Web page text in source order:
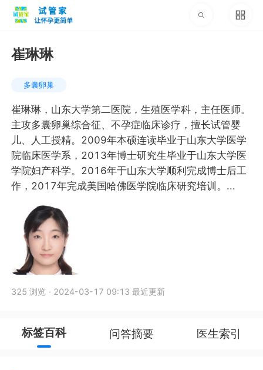
崔琳琳
多囊卵巢
崔琳琳，山东大学第二医院，生殖医学科，主任医师。
主攻多囊卵巢综合征、不孕症临床诊疗，擅长试管婴
儿、人工授精。2009年本硕连读毕业于山东大学医学
院临床医学系，2013年博士研究生毕业于山东大学医
学院妇产科学。2016年于山东大学顺利完成博士后工
作，2017年完成美国哈佛医学院临床研究培训。...
325 浏览 · 2024-03-17 09:13 最近更新
标签百科 问答摘要 医生索引